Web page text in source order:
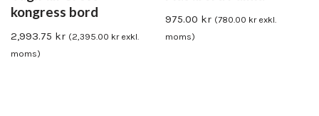
kongress bord
2,993.75 kr (2,395.00 krexkl.
moms)
975.00 kr (780.00 krexkl.
moms)